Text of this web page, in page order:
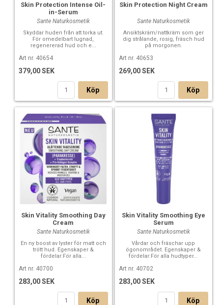
Skin Protection Intense Oil-
in-Serum
Sante Naturkosmetik
Skyddar huden från att torka ut.
För omedelbart lugnad,
regenererad hud och e...
Art nr. 40654
379,00 SEK
Köp
Skin Protection Night Cream
Sante Naturkosmetik
Ansiktskräm/nattkräm som ger
dig strålande, rosig, fräsch hud
på morgonen.
Art nr. 40653
269,00 SEK
Köp
Skin Vitality Smoothing Day
Cream
Sante Naturkosmetik
En ny boost av lyster för matt och
trött hud. Egenskaper &
fördelar:För alla...
Art nr. 40700
283,00 SEK
Köp
Skin Vitality Smoothing Eye
Serum
Sante Naturkosmetik
Vårdar och fräschar upp
ögonområdet. Egenskaper &
fördelar:För alla hudtyper...
Art nr. 40702
283,00 SEK
Köp